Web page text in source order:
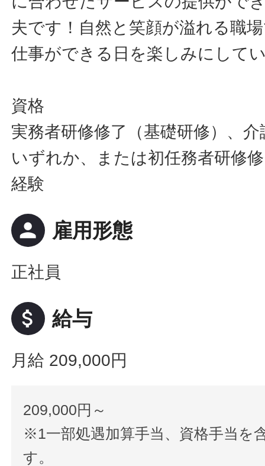
夫です！自然と笑顔が溢れる職
仕事ができる日を楽しみにして
資格
実務者研修修了（基礎研修）、
いずれか、または初任務者研修
経験
person 雇用形態
正社員
attach_money 給与
月給 209,000円
209,000円～
※1一部処遇加算手当、資格手当を
す。